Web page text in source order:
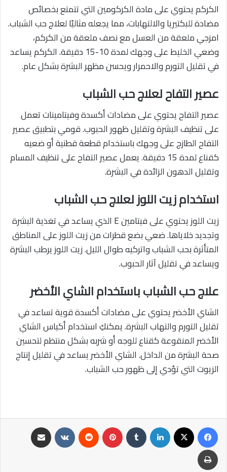
الكركم يحتوي على مادة الكركومين التي تتمتع بخصائص
مضادة للبكتيريا والالتهابات، مما يجعله مثاليًا لعلاج حب الشباب.
امزجي ملعقة من العسل مع نصف ملعقة من الكركم،
وضعي الخليط على وجهك لمدة 10-15 دقيقة. الكركم يساعد
في تقليل التورم والاحمرار ويحسن مظهر البشرة بشكل عام.
عصير التفاح لعلاج حب الشباب
عصير التفاح يحتوي على مضادات أكسدة وفيتامينات تعمل
على تنظيف البشرة وتقليل ظهور الحبوب. قومي بتطبيق عصير
التفاح الطازج على وجهك باستخدام قطعة قطنية أو ضعيه
كقناع لمدة 15 دقيقة. يعمل عصير التفاح على تنظيف المسام
وتقليل الدهون الزائدة في البشرة.
استخدام زيت اللوز لعلاج حب الشباب
زيت اللوز يحتوي على فيتامين E الذي يساعد في تغذية البشرة
وتجديد خلاياها. ضعي بضع قطرات من زيت اللوز على المناطق
المتأثرة بحب الشباب واتركيه طوال الليل. زيت اللوز يرطب البشرة
ويساعد في تقليل آثار الحبوب.
علاج حب الشباب باستخدام الشاي الأخضر
الشاي الأخضر يحتوي على مضادات أكسدة قوية تساعد في
تقليل التورم والتهاب البشرة. يمكنكِ استخدام أكياس الشاي
الأخضر المنقوعة كقناع للوجه أو شربه بشكل منتظم لتحسين
صحة البشرة من الداخل. الشاي الأخضر يساعد في تقليل إنتاج
الزيوت التي تؤدي إلى ظهور حب الشباب.